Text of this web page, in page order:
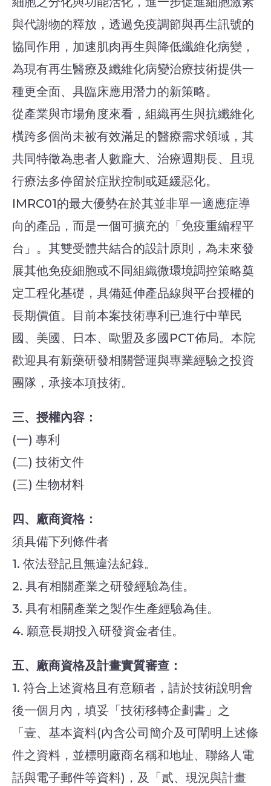
與代謝物的釋放，透過免疫調節與再生訊號的
協同作用，加速肌肉再生與降低纖維化病變，
為現有再生醫療及纖維化病變治療技術提供一
種更全面、具臨床應用潛力的新策略。
從產業與市場角度來看，組織再生與抗纖維化
橫跨多個尚未被有效滿足的醫療需求領域，其
共同特徵為患者人數龐大、治療週期長、且現
行療法多停留於症狀控制或延緩惡化。
IMRC01的最大優勢在於其並非單一適應症導
向的產品，而是一個可擴充的「免疫重編程平
台」。其雙受體共結合的設計原則，為未來發
展其他免疫細胞或不同組織微環境調控策略奠
定工程化基礎，具備延伸產品線與平台授權的
長期價值。目前本案技術專利已進行中華民
國、美國、日本、歐盟及多國PCT佈局。本院
歡迎具有新藥研發相關營運與專業經驗之投資
團隊，承接本項技術。
三、授權內容：
(一) 專利
(二) 技術文件
(三) 生物材料
四、廠商資格：
須具備下列條件者
1. 依法登記且無違法紀錄。
2. 具有相關產業之研發經驗為佳。
3. 具有相關產業之製作生產經驗為佳。
4. 願意長期投入研發資金者佳。
五、廠商資格及計畫實質審查：
1. 符合上述資格且有意願者，請於技術說明會
後一個月內，填妥「技術移轉企劃書」之
「壹、基本資料(內含公司簡介及可闡明上述條
件之資料，並標明廠商名稱和地址、聯絡人電
話與電子郵件等資料)，及「貳、現況與計畫